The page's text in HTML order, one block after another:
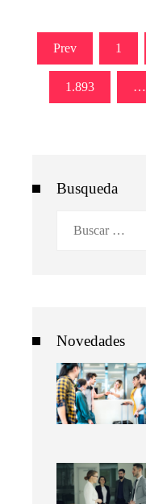
Paginación
de
Prev 1
1.893 …
Busqueda
Novedades